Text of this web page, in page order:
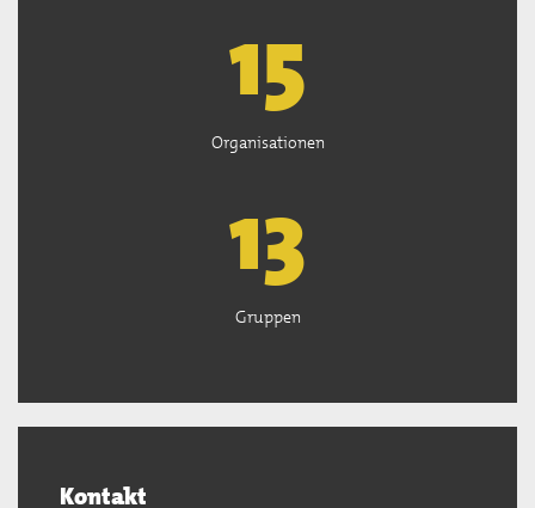
15
Organisationen
13
Gruppen
Kontakt